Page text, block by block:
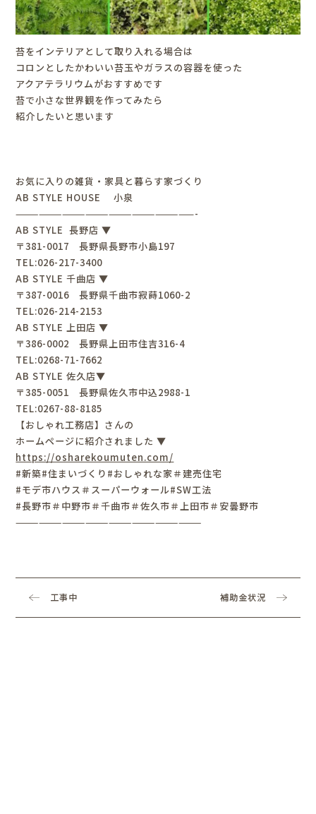
苔をインテリアとして取り入れる場合は
コロンとしたかわいい苔玉やガラスの容器を使った
アクアテラリウムがおすすめです
苔で小さな世界観を作ってみたら
紹介したいと思います
お気に入りの雑貨・家具と暮らす家づくり
AB STYLE HOUSE 小泉
———————————————————————-
AB STYLE 長野店 ▼
〒381-0017 長野県長野市小島197
TEL:026-217-3400
AB STYLE 千曲店 ▼
〒387-0016 長野県千曲市寂蒔1060-2
TEL:026-214-2153
AB STYLE 上田店 ▼
〒386-0002 長野県上田市住吉316-4
TEL:0268-71-7662
AB STYLE 佐久店▼
〒385-0051 長野県佐久市中込2988-1
TEL:0267-88-8185
【おしゃれ工務店】さんの
ホームページに紹介されました ▼
https://osharekoumuten.com/
#新築#住まいづくり#おしゃれな家＃建売住宅
#モデ市ハウス＃スーパーウォール#SW工法
#長野市＃中野市＃千曲市＃佐久市＃上田市＃安曇野市
————————————————————————
工事中 補助金状況